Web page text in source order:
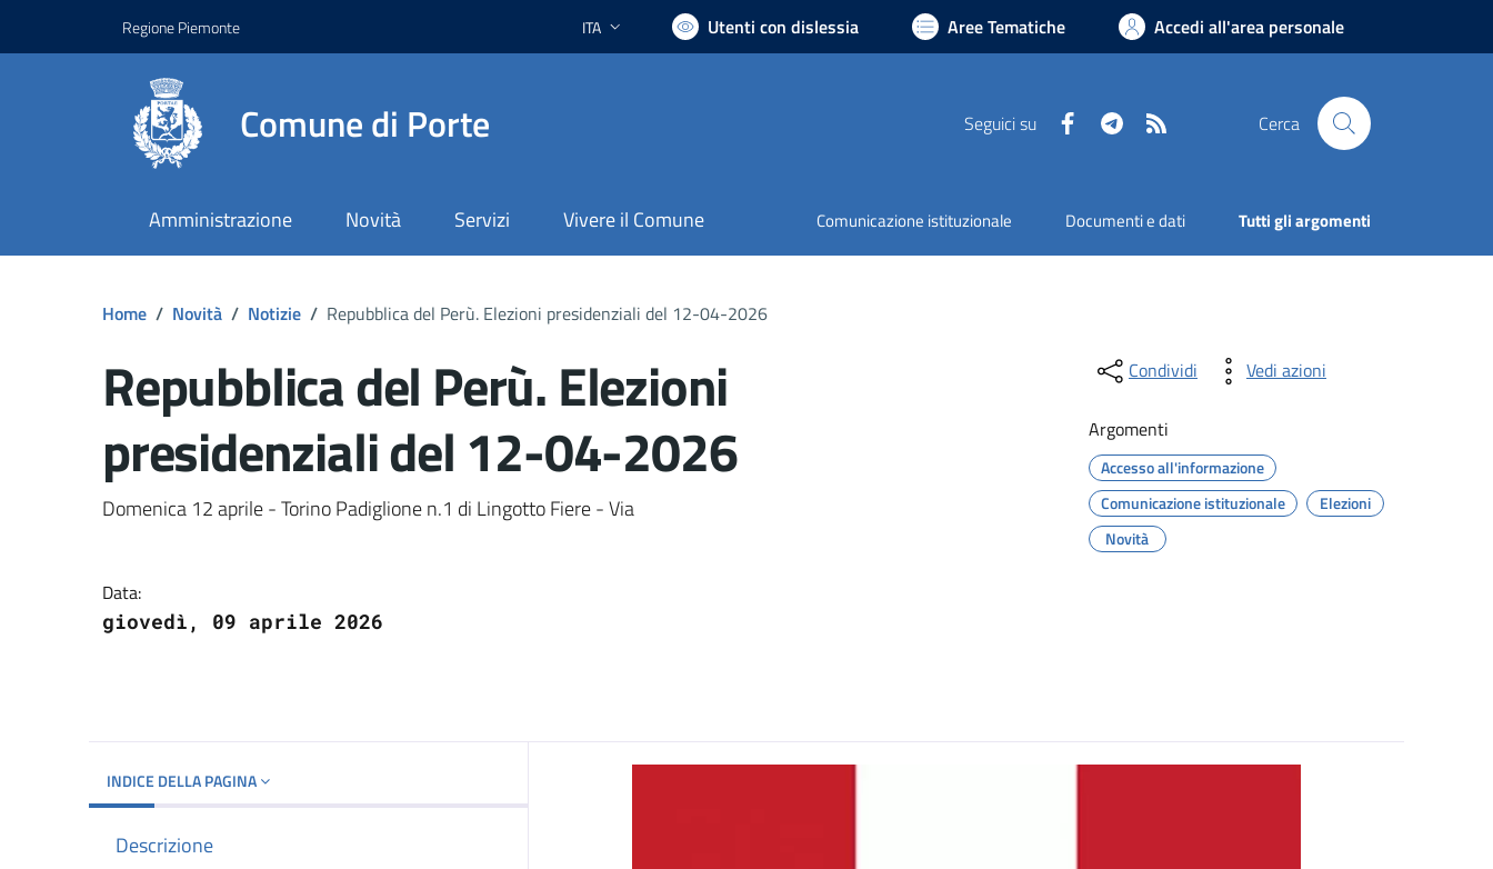
Regione Piemonte Lingua attiva:
ITA Utenti con dislessia Aree Tematiche Accedi all'area personale
Comune di Porte Seguici su FacebookTelegram Cerca
Amministrazione Novità Servizi Vivere il Comune Comunicazione istituzionale Documenti e dati Tutti gli argomenti
Home / Novità / Notizie / Repubblica del Perù. Elezioni presidenziali del 12-04-2026
Repubblica del Perù. Elezioni
presidenziali del 12-04-2026
Dettagli del documento
Domenica 12 aprile - Torino Padiglione n.1 di Lingotto Fiere - Via
Data:
giovedì, 09 aprile 2026
Condividi Vedi azioni
Argomenti
Accesso all'informazione
Comunicazione istituzionale
Elezioni
Novità
INDICE DELLA PAGINA
Descrizione